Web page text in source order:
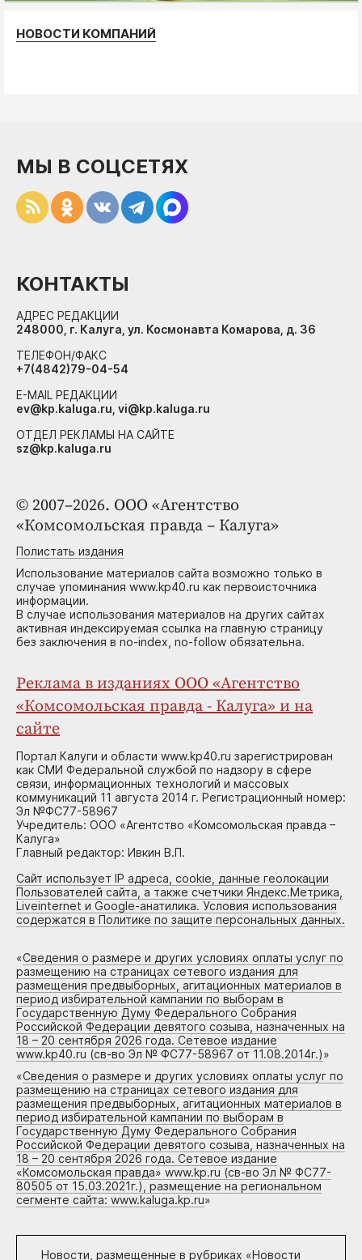
НОВОСТИ КОМПАНИЙ
© 2007–2026. ООО «Агентство
«Комсомольская правда – Калуга»
Полистать издания
Использование материалов сайта возможно только в
случае упоминания www.kp40.ru как первоисточника
информации.
В случае использования материалов на других сайтах
активная индексируемая ссылка на главную страницу
без заключения в no-index, no-follow обязательна.
Реклама в изданиях ООО «Агентство
«Комсомольская правда - Калуга» и на
сайте
Портал Калуги и области www.kp40.ru зарегистрирован
как СМИ Федеральной службой по надзору в сфере
связи, информационных технологий и массовых
коммуникаций 11 августа 2014 г. Регистрационный номер:
Эл №ФС77-58967
Учредитель: ООО «Агентство «Комсомольская правда –
Калуга»
Главный редактор: Ивкин В.П.
Сайт использует IP адреса, cookie, данные геолокации
Пользователей сайта, а также счетчики Яндекс.Метрика,
Liveinternet и Google-анатилика. Условия использования
содержатся в Политике по защите персональных данных.
«Сведения о размере и других условиях оплаты услуг по
размещению на страницах сетевого издания для
размещения предвыборных, агитационных материалов в
период избирательной кампании по выборам в
Государственную Думу Федерального Собрания
Российской Федерации девятого созыва, назначенных на
18 – 20 сентября 2026 года. Сетевое издание
www.kp40.ru (св-во Эл № ФС77-58967 от 11.08.2014г.)»
«Сведения о размере и других условиях оплаты услуг по
размещению на страницах сетевого издания для
размещения предвыборных, агитационных материалов в
период избирательной кампании по выборам в
Государственную Думу Федерального Собрания
Российской Федерации девятого созыва, назначенных на
18 – 20 сентября 2026 года. Сетевое издание
«Комсомольская правда» www.kp.ru (св-во Эл № ФС77-
80505 от 15.03.2021г.), размещение на региональном
сегменте сайта: www.kaluga.kp.ru»
Новости, размещенные в рубриках «Новости
МЫ В СОЦСЕТЯХ
КОНТАКТЫ
АДРЕС РЕДАКЦИИ
248000, г. Калуга, ул. Космонавта Комарова, д. 36
ТЕЛЕФОН/ФАКС
+7(4842)79-04-54
E-MAIL РЕДАКЦИИ
ev@kp.kaluga.ru, vi@kp.kaluga.ru
ОТДЕЛ РЕКЛАМЫ НА САЙТЕ
sz@kp.kaluga.ru